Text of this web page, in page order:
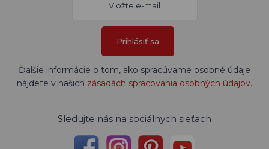
Prihlásiť sa
Ďalšie informácie o tom, ako spracúvame osobné údaje
nájdete v našich zásadách spracovania osobných údajov.
Sledujte nás na sociálnych sieťach